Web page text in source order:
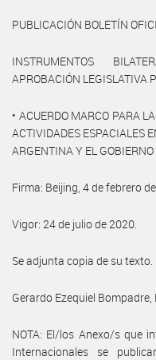
PUBLICACIÓN BOLETÍN
INSTRUMENTOS
APROBACIÓN LEGISLATIVA
• ACUERDO MARCO PARA
ACTIVIDADES ESPACIALES
ARGENTINA Y EL
Firma: Beijing, 4 de febrero
Vigor: 24 de julio de 2020.
Se adjunta copia de su texto.
Gerardo Ezequiel
NOTA: El/los Anexo/s que
Internacionales se